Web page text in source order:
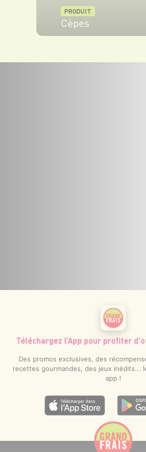
PRODUIT
Cèpes
Téléchargez l’App pour profiter
Des promos exclusives, des
recettes gourmandes, des jeux inédits...
app !